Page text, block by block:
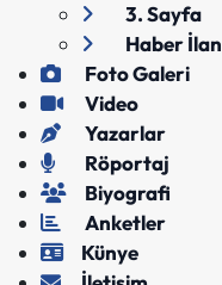
3. Sayfa
Haber İlan
Foto Galeri
Video
Yazarlar
Röportaj
Biyografi
Anketler
Künye